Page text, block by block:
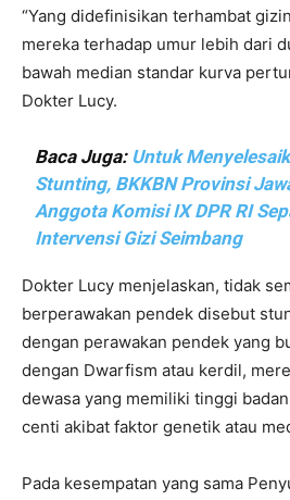
“Yang didefinisikan terhambat
mereka terhadap umur lebih dari
bawah median standar kurva
Dokter Lucy.
Baca Juga: Untuk
Stunting, BKKBN Provinsi
Anggota Komisi IX DPR RI
Intervensi Gizi Seimbang
Dokter Lucy menjelaskan, tidak
berperawakan pendek disebut
dengan perawakan pendek yang
dengan Dwarfism atau kerdil,
dewasa yang memiliki tinggi
centi akibat faktor genetik atau
Pada kesempatan yang sama